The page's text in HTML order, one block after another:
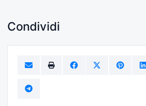
Condividi